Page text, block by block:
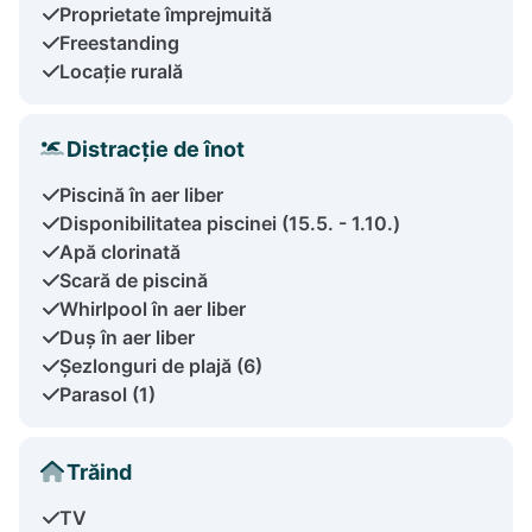
Proprietate împrejmuită
Freestanding
Locație rurală
Distracție de înot
Piscină în aer liber
Disponibilitatea piscinei (15.5. - 1.10.)
Apă clorinată
Scară de piscină
Whirlpool în aer liber
Duș în aer liber
Șezlonguri de plajă (6)
Parasol (1)
Trăind
TV